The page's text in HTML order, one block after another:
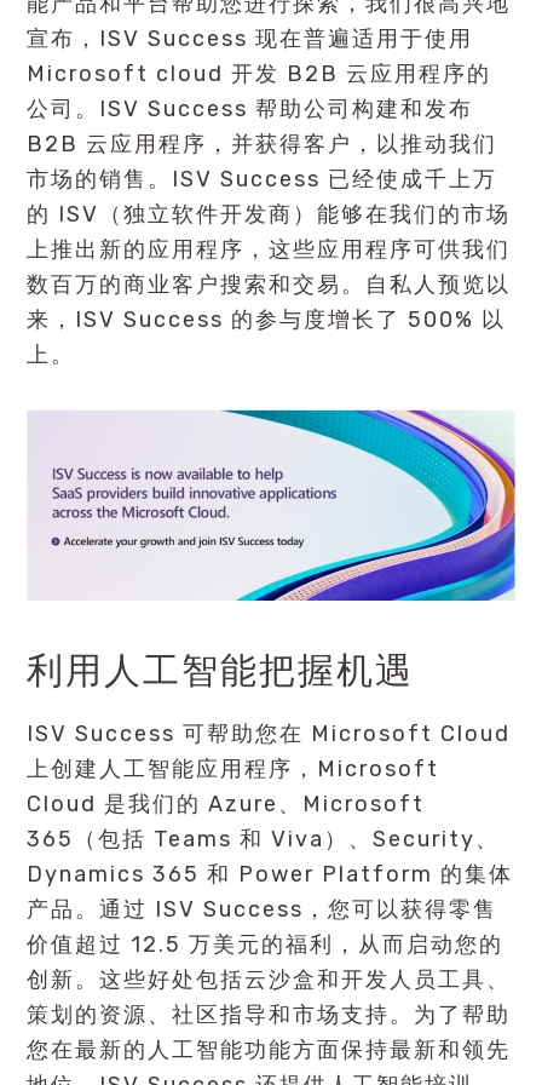
宣布，ISV Success 现在普遍适用于使用
Microsoft cloud 开发 B2B 云应用程序的
公司。ISV Success 帮助公司构建和发布
B2B 云应用程序，并获得客户，以推动我们
市场的销售。ISV Success 已经使成千上万
的 ISV（独立软件开发商）能够在我们的市场
上推出新的应用程序，这些应用程序可供我们
数百万的商业客户搜索和交易。自私人预览以
来，ISV Success 的参与度增长了 500% 以
上。
利用人工智能把握机遇
ISV Success 可帮助您在 Microsoft Cloud
上创建人工智能应用程序，Microsoft
Cloud 是我们的 Azure、Microsoft
365（包括 Teams 和 Viva）、Security、
Dynamics 365 和 Power Platform 的集体
产品。通过 ISV Success，您可以获得零售
价值超过 12.5 万美元的福利，从而启动您的
创新。这些好处包括云沙盒和开发人员工具、
策划的资源、社区指导和市场支持。为了帮助
您在最新的人工智能功能方面保持最新和领先